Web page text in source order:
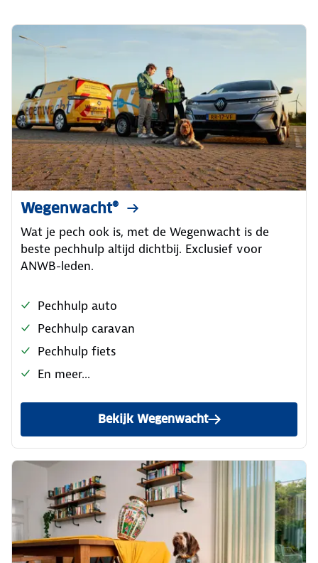
Wegenwacht®
Wat je pech ook is, met de Wegenwacht is de
beste pechhulp altijd dichtbij. Exclusief voor
ANWB-leden.
Pechhulp auto
Pechhulp caravan
Pechhulp fiets
En meer...
Bekijk Wegenwacht